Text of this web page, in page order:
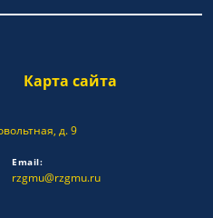
Карта сайта
д. 9
Email:
rzgmu@rzgmu.ru